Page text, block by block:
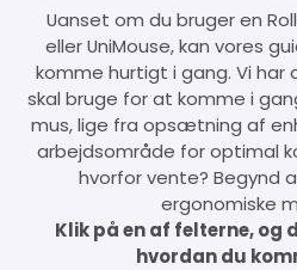
Uanset om du bruger en
eller UniMouse, kan vores
komme hurtigt i gang. Vi har
skal bruge for at komme i
mus, lige fra opsætning af
arbejdsområde for optimal
hvorfor vente? Begynd
ergonomiske
Klik på en af felterne, og
hvordan du